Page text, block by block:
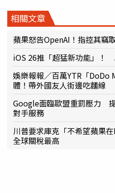
相關文章
蘋果怒告OpenAI！指控其竊
iOS 26推「超猛新功能」！
娛樂報報／百萬YTR「DoDo
體！帶外國友人街邊吃麵線
Google面臨歐盟重罰壓力
對手服務
川普要求庫克「不希望蘋果
全球關稅最高